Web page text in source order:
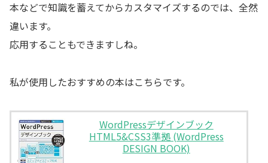
本などで知識を蓄えてからカスタマイズするのでは、全然
違います。
応用することもできますしね。
私が使用したおすすめの本はこちらです。
WordPressデザインブック
HTML5&CSS3準拠 (WordPress
DESIGN BOOK)